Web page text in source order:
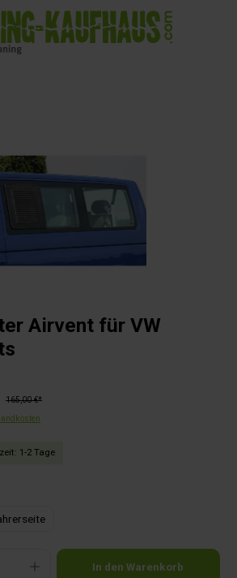
Airvent für VW
165,00 €*
1-2 Tage
Wert ein oder benutze die Schaltflächen um die
In den Warenkorb